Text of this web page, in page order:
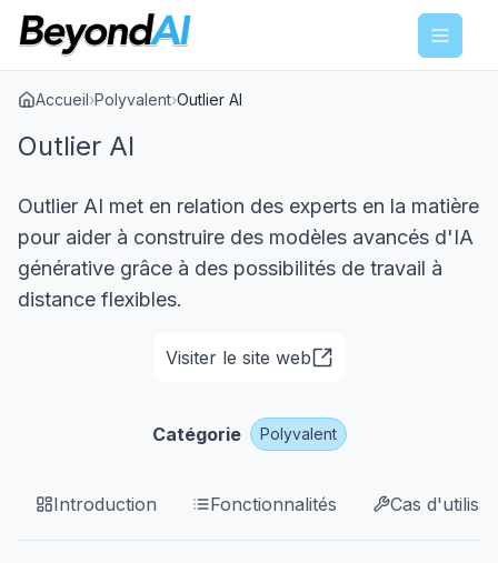
Menu
Accueil›Polyvalent›Outlier AI
Outlier AI
Outlier AI met en relation des experts en la matière
pour aider à construire des modèles avancés d'IA
générative grâce à des possibilités de travail à
distance flexibles.
Visiter le site web
Catégorie Polyvalent
Introduction Fonctionnalités Cas